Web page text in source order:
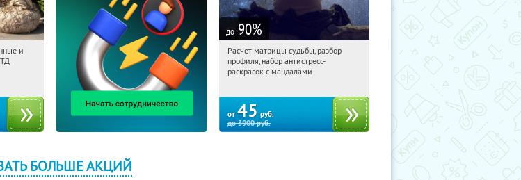
и
до 90%
08:12:25 Купили:
Россия
Расчет матрицы судьбы, разбор
профиля, набор антистресс-
раскрасок с мандалами
от 45 руб.
до3900руб.
БОЛЬШЕ АКЦИЙ